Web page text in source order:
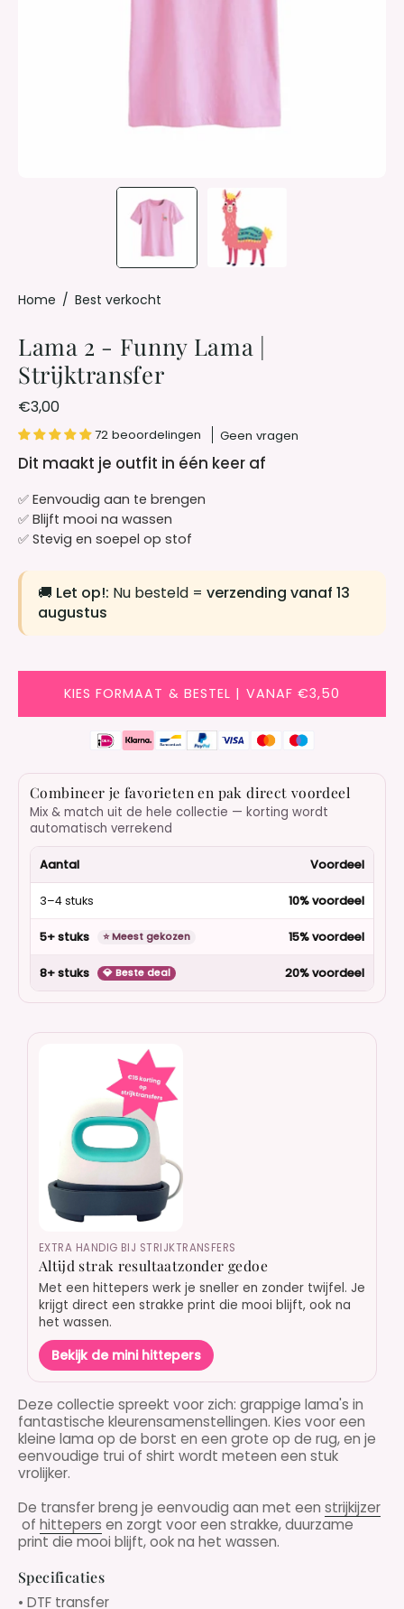
Home / Best verkocht
Lama 2 - Funny Lama |
Strijktransfer
€3,00
72 beoordelingen Geen vragen
Dit maakt je outfit in één keer af
✅ Eenvoudig aan te brengen
✅ Blijft mooi na wassen
✅ Stevig en soepel op stof
🚚 Let op!: Nu besteld = verzending vanaf 13
augustus
KIES FORMAAT & BESTEL | VANAF €3,50
Combineer je favorieten en pak direct voordeel
Mix & match uit de hele collectie — korting wordt
automatisch verrekend
Aantal Voordeel
3–4 stuks 10% voordeel
5+ stuks ⭐ Meest gekozen 15% voordeel
8+ stuks 💎 Beste deal 20% voordeel
EXTRA HANDIG BIJ STRIJKTRANSFERS
Altijd strak resultaatzonder gedoe
Met een hittepers werk je sneller en zonder twijfel. Je
krijgt direct een strakke print die mooi blijft, ook na
het wassen.
Bekijk de mini hittepers
Deze collectie spreekt voor zich: grappige lama's in
fantastische kleurensamenstellingen. Kies voor een
kleine lama op de borst en een grote op de rug, en je
eenvoudige trui of shirt wordt meteen een stuk
vrolijker.
De transfer breng je eenvoudig aan met een strijkijzer
of hittepers en zorgt voor een strakke, duurzame
print die mooi blijft, ook na het wassen.
Specificaties
• DTF transfer